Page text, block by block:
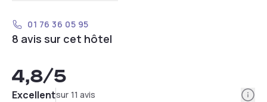
01 76 36 05 95
8 avis sur cet hôtel
4,8/5
Excellentsur 11 avis